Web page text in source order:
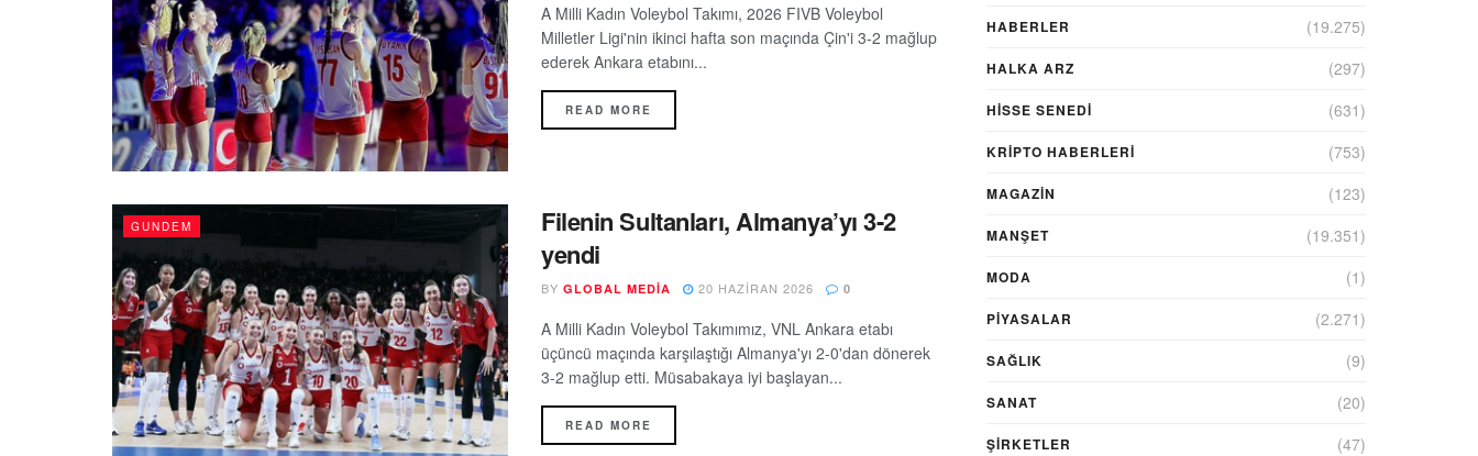
A Milli Kadın Voleybol Takımı, 2026 FIVB Voleybol
Milletler Ligi'nin ikinci hafta son maçında Çin'i 3-2 mağlup
ederek Ankara etabını...
READ MORE
GUNDEM
Filenin Sultanları, Almanya’yı 3-2
yendi
BY GLOBAL MEDIA 20 HAZIRAN 2026 0
A Milli Kadın Voleybol Takımımız, VNL Ankara etabı
üçüncü maçında karşılaştığı Almanya'yı 2-0'dan dönerek
3-2 mağlup etti. Müsabakaya iyi başlayan...
READ MORE
HABERLER (19.275)
HALKA ARZ (297)
HİSSE SENEDİ (631)
KRIPTO HABERLERI (753)
MAGAZİN (123)
MANŞET (19.351)
MODA (1)
PİYASALAR (2.271)
SAĞLIK (9)
SANAT (20)
ŞIRKETLER (47)